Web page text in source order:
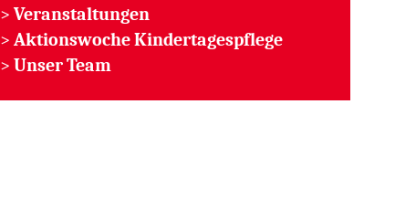
> Veranstaltungen
> Aktionswoche Kindertagespflege
> Unser Team